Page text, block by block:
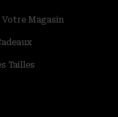
Votre Magasin
Tailles